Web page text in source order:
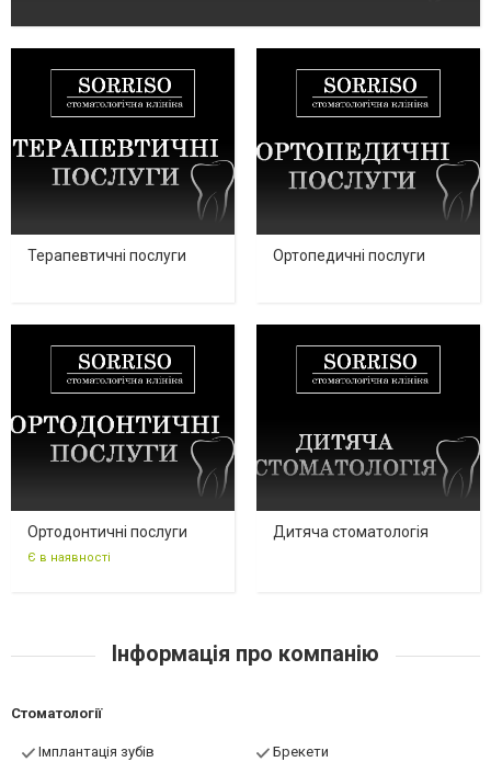
Терапевтичні послуги Ортопедичні послуги
Ортодонтичні послуги
Є в наявності
Дитяча стоматологія
Інформація про компанію
Стоматології
Імплантація зубів
Брекети